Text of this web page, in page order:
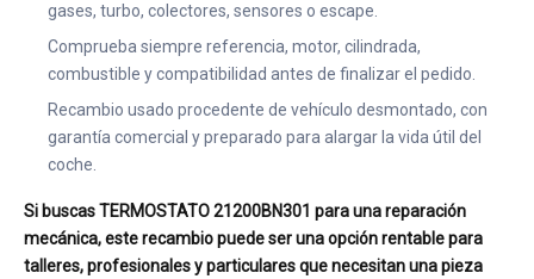
gases, turbo, colectores, sensores o escape.
Comprueba siempre referencia, motor, cilindrada,
combustible y compatibilidad antes de finalizar el pedido.
Recambio usado procedente de vehículo desmontado, con
garantía comercial y preparado para alargar la vida útil del
coche.
Si buscas TERMOSTATO 21200BN301 para una reparación
mecánica, este recambio puede ser una opción rentable para
talleres, profesionales y particulares que necesitan una pieza